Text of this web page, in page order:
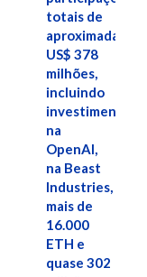
totais de
US$ 378
milhões,
incluindo
investimentos
na
OpenAI,
na Beast
Industries,
mais de
16.000
ETH e
quase 302